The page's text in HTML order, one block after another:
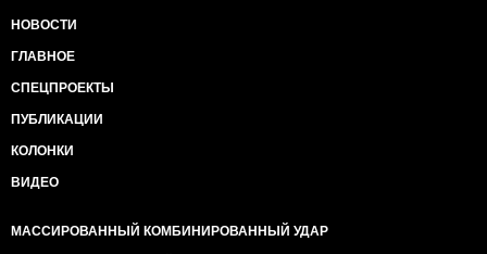
НОВОСТИ
ГЛАВНОЕ
СПЕЦПРОЕКТЫ
ПУБЛИКАЦИИ
КОЛОНКИ
ВИДЕО
МАССИРОВАННЫЙ КОМБИНИРОВАННЫЙ УДАР